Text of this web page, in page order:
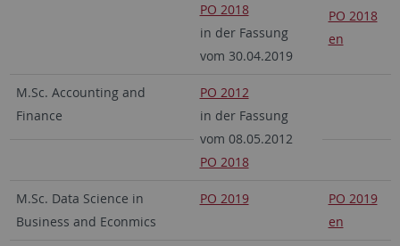
PO 2018
in der Fassung
vom 30.04.2019
PO 2018
en
M.Sc. Accounting and
Finance
PO 2012
in der Fassung
vom 08.05.2012
PO 2018
M.Sc. Data Science in
Business and Econmics
PO 2019
PO 2019
en